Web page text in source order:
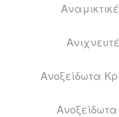
Ανοξείδωτα
Ανοξείδωτα